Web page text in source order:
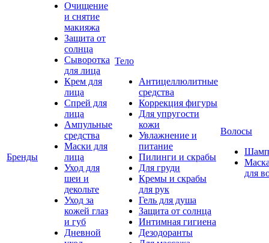
Бренды
Очищение
и снятие
макияжа
Защита от
солнца
Сыворотка
для лица
Крем для
лица
Спрей для
лица
Ампульные
средства
Маски для
лица
Уход для
шеи и
декольте
Уход за
кожей глаз
и губ
Дневной
Тело
Антицеллюлитные
средства
Коррекция фигуры
Для упругости
кожи
Увлажнение и
питание
Пилинги и скрабы
Для груди
Кремы и скрабы
для рук
Гель для душа
Защита от солнца
Интимная гигиена
Дезодоранты
Волосы
для